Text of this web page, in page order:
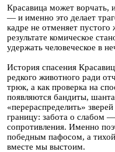
Красавица может ворчать,
— и именно это делает
кадре не отменяет пустого
результате комическое
удержать человеческое в
История спасения
редкого животного ради
трюк, а как проверка на
появляются бандиты,
«перераспределить»
границу: забота о слабом
сопротивления. Именно
победным пафосом, а
вместе мы выстоим.